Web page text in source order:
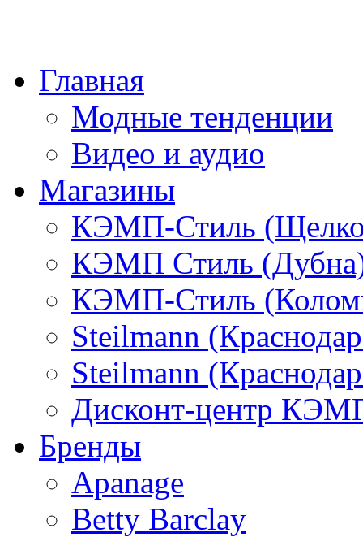
Главная
Модные тенденции
Видео и аудио
Магазины
КЭМП-Стиль
КЭМП Стиль
КЭМП-Стиль
Steilmann
Steilmann
Дисконт-центр
Бренды
Apanage
Betty Barclay